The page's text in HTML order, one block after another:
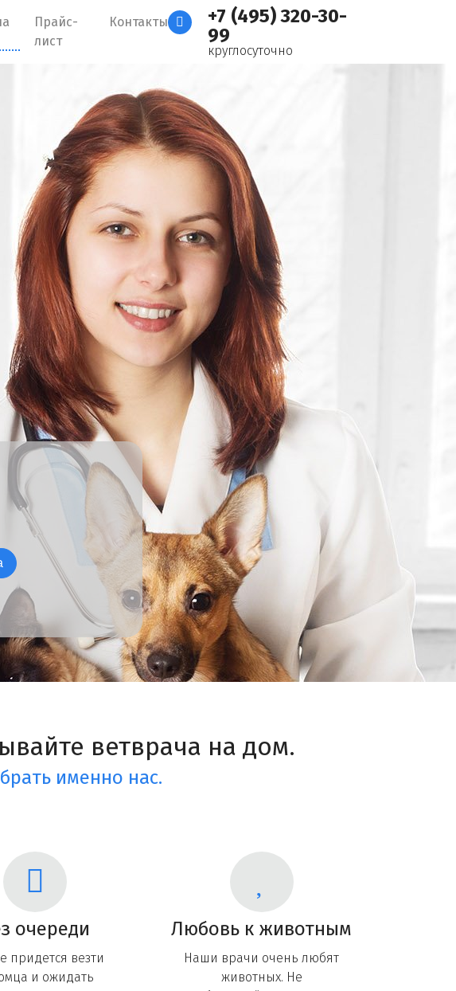
Прайс-
лист
Контакты
+7 (495) 320-30-
99
круглосуточно
ветврача на дом.
именно нас.
очереди
придется везти
и ожидать
Любовь к животным
Наши врачи очень любят
животных. Не